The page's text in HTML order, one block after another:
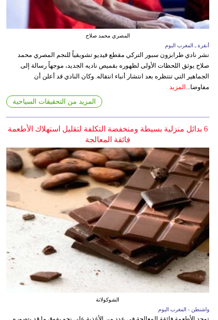
المصري محمد صلاح
أنقرة ـ المغرب اليوم
نشر نادي طرابزون سبور التركي مقطع فيديو تشويقياً للنجم المصري محمد
صلاح يوثق اللحظات الأولى لظهوره بقميص ناديه الجديد، موجهاً رسالة إلى
الجماهير التي تنتظره بعد انتشار أنباء انتقاله. وكان النادي قد أعلن أن
مفاوضا... المزيد
المزيد من التحقيقات السياحية
6 بدائل منزلية بسيطة ومنخفضة التكلفة لتقليل استهلاك الأطعمة
فائقة المعالجة
الشوكولاتة
واشنطن - المغرب اليوم